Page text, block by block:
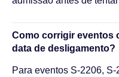
Como corrigir eventos
data de desligamento?
Para eventos S-2206,